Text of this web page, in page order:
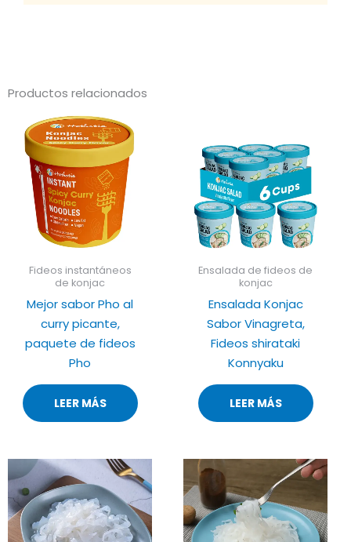
Productos relacionados
Fideos instantáneos
de konjac
Mejor sabor Pho al
curry picante,
paquete de fideos
Pho
LEER MÁS
Ensalada de fideos de
konjac
Ensalada Konjac
Sabor Vinagreta,
Fideos shirataki
Konnyaku
LEER MÁS